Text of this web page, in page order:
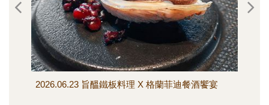
2026.06.23 旨醞鐵板料理 X 格蘭菲迪餐酒饗宴